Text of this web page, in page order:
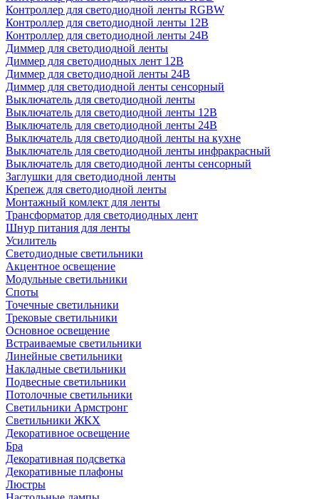
Контроллер для светодиодной ленты RGBW
Контроллер для светодиодной ленты 12В
Контроллер для светодиодной ленты 24В
Диммер для светодиодной ленты
Диммер для светодиодных лент 12В
Диммер для светодиодной ленты 24В
Диммер для светодиодной ленты сенсорный
Выключатель для светодиодной ленты
Выключатель для светодиодной ленты 12В
Выключатель для светодиодной ленты 24В
Выключатель для светодиодной ленты на кухне
Выключатель для светодиодной ленты инфракрасный
Выключатель для светодиодной ленты сенсорный
Заглушки для светодиодной ленты
Крепеж для светодиодной ленты
Монтажный комлект для ленты
Трансформатор для светодиодных лент
Шнур питания для ленты
Усилитель
Светодиодные светильники
Акцентное освещение
Модульные светильники
Споты
Точечные светильники
Трековые светильники
Основное освещение
Встраиваемые светильники
Линейные светильники
Накладные светильники
Подвесные светильники
Потолочные светильники
Светильники Армстронг
Светильники ЖКХ
Декоративное освещение
Бра
Декоративная подсветка
Декоративные плафоны
Люстры